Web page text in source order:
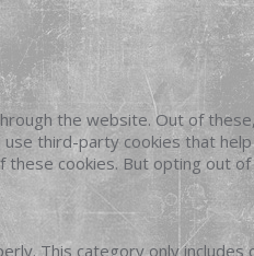
the website. Out of
third-party cookies that
cookies. But opting out
This category only